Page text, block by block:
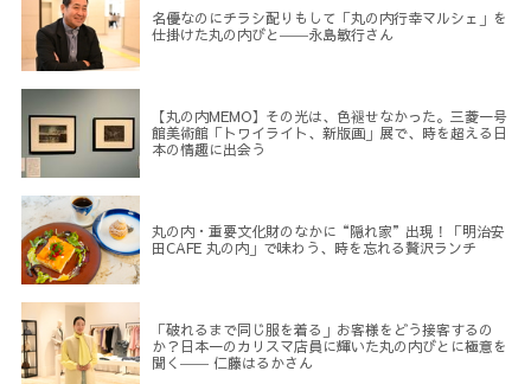
名優なのにチラシ配りもして「丸の内行幸マルシェ」を
仕掛けた丸の内びと――永島敏行さん
【丸の内MEMO】その光は、色褪せなかった。三菱一号
館美術館「トワイライト、新版画」展で、時を超える日
本の情趣に出会う
丸の内・重要文化財のなかに“隠れ家”出現！「明治安
田CAFE 丸の内」で味わう、時を忘れる贅沢ランチ
「破れるまで同じ服を着る」お客様をどう接客するの
か？日本一のカリスマ店員に輝いた丸の内びとに極意を
聞く―― 仁藤はるかさん